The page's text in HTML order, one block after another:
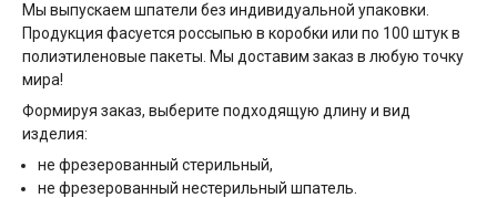
Мы выпускаем шпатели без индивидуальной упаковки.
Продукция фасуется россыпью в коробки или по 100 штук в
полиэтиленовые пакеты. Мы доставим заказ в любую точку
мира!
Формируя заказ, выберите подходящую длину и вид
изделия:
не фрезерованный стерильный,
не фрезерованный нестерильный шпатель.